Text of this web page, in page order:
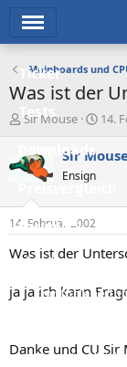
Ticker
Tests
Downloads
Preisvergleich
Forum
Aktuelles
Empfohlene
Neueste
Mainboards und
Was ist der
E
t
e
r
Sir Mouse
E
s
t
a
14.
Sir
Ensign
14. Februar 2002
Was ist der
ja ja ich kann
Danke und CU Sir